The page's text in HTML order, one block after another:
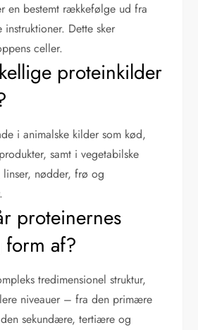
en bestemt rækkefølge ud fra
instruktioner. Dette sker
celler.
proteinkilder
i animalske kilder som kød,
samt i vegetabilske
nødder, frø og
proteinernes
af?
tredimensionel struktur,
niveauer – fra den primære
sekundære, tertiære og